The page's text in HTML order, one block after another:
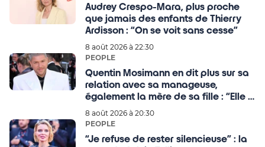
Audrey Crespo-Mara, plus proche
que jamais des enfants de Thierry
Ardisson : “On se voit sans cesse”
8 août 2026 à 22:30
PEOPLE
Quentin Mosimann en dit plus sur sa
relation avec sa manageuse,
également la mère de sa fille : “Elle a
mis sa vie de côté pour ma
carrière…”
8 août 2026 à 20:30
PEOPLE
“Je refuse de rester silencieuse” : la